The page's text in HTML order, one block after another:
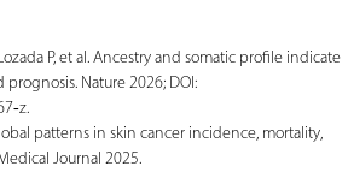
P, et al. Ancestry and somatic profile indicate
Nature 2026; DOI:
patterns in skin cancer incidence, mortality,
Journal 2025.